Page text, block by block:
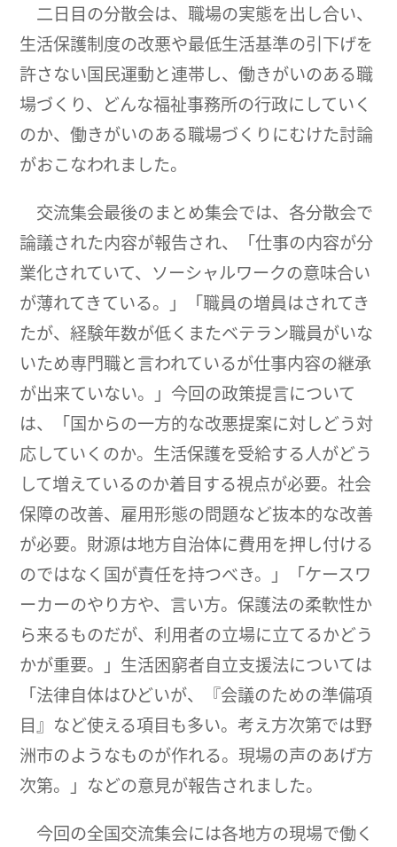
二日目の分散会は、職場の実態を出し合い、
生活保護制度の改悪や最低生活基準の引下げを
許さない国民運動と連帯し、働きがいのある職
場づくり、どんな福祉事務所の行政にしていく
のか、働きがいのある職場づくりにむけた討論
がおこなわれました。
交流集会最後のまとめ集会では、各分散会で
論議された内容が報告され、「仕事の内容が分
業化されていて、ソーシャルワークの意味合い
が薄れてきている。」「職員の増員はされてき
たが、経験年数が低くまたベテラン職員がいな
いため専門職と言われているが仕事内容の継承
が出来ていない。」今回の政策提言について
は、「国からの一方的な改悪提案に対しどう対
応していくのか。生活保護を受給する人がどう
して増えているのか着目する視点が必要。社会
保障の改善、雇用形態の問題など抜本的な改善
が必要。財源は地方自治体に費用を押し付ける
のではなく国が責任を持つべき。」「ケースワ
ーカーのやり方や、言い方。保護法の柔軟性か
ら来るものだが、利用者の立場に立てるかどう
かが重要。」生活困窮者自立支援法については
「法律自体はひどいが、『会議のための準備項
目』など使える項目も多い。考え方次第では野
洲市のようなものが作れる。現場の声のあげ方
次第。」などの意見が報告されました。
今回の全国交流集会には各地方の現場で働く